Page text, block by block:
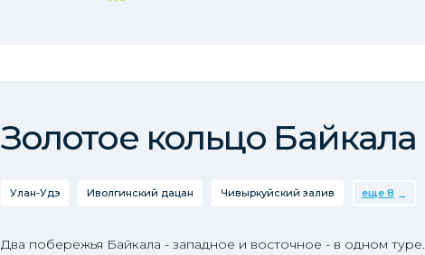
Золотое кольцо Байкала
Улан-Удэ Иволгинский дацан Чивыркуйский залив еще 8
Два побережья Байкала - западное и восточное - в одном туре.